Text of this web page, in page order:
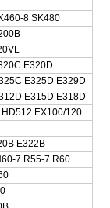
8 SK480
E320D
E325D E329D
E315D E318D
HD512 EX100/120
E322B
7 R55-7 R60